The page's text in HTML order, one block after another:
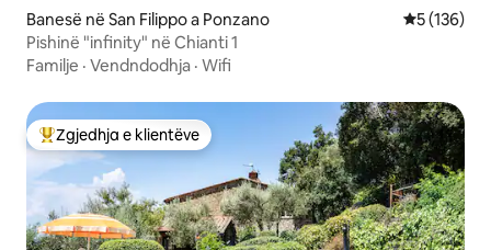
Banesë në San Filippo a Ponzano Vlerësimi
5 (136)
Pishinë "infinity" në Chianti 1
Familje · Vendndodhja · Wifi
Më të mirat e zgjedhjeve të klientëve
Zgjedhja e klientëve